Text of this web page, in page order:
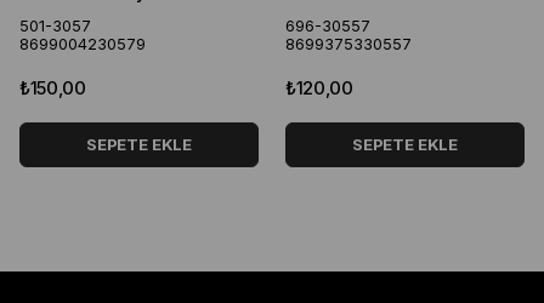
501-3057
8699004230579
₺150,00
SEPETE EKLE
696-30557
8699375330557
₺120,00
SEPETE EKLE